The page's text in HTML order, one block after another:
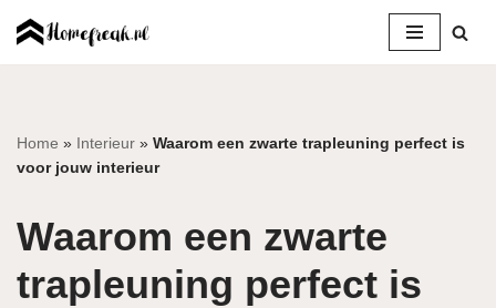
inhoud
Home » Interieur » Waarom een zwarte trapleuning perfect is
voor jouw interieur
Waarom een zwarte
trapleuning perfect is